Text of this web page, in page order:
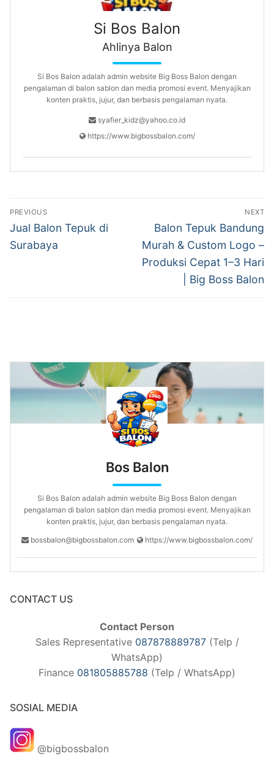
Si Bos Balon
Ahlinya Balon
Si Bos Balon adalah admin website Big Boss Balon dengan
pengalaman di balon sablon dan media promosi event. Menyajikan
konten praktis, jujur, dan berbasis pengalaman nyata.
syafier_kidz@yahoo.co.id
https://www.bigbossbalon.com/
Navigasi
pos
PREVIOUS
Previous
post:
Jual Balon Tepuk di
Surabaya
NEXT
Next
post:
Balon Tepuk Bandung
Murah & Custom Logo –
Produksi Cepat 1–3 Hari
| Big Boss Balon
Bos Balon
Si Bos Balon adalah admin website Big Boss Balon dengan
pengalaman di balon sablon dan media promosi event. Menyajikan
konten praktis, jujur, dan berbasis pengalaman nyata.
bossbalon@bigbossbalon.com
https://www.bigbossbalon.com/
CONTACT US
Contact Person
Sales Representative 087878889787(Telp /
WhatsApp)
Finance 081805885788 (Telp / WhatsApp)
SOSIAL MEDIA
@bigbossbalon